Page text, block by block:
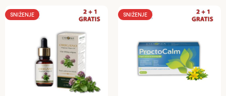
SNIŽENJE SNIŽENJE